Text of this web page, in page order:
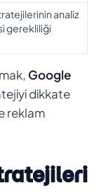
analiz
gerekliliği
Google
dikkate
reklam